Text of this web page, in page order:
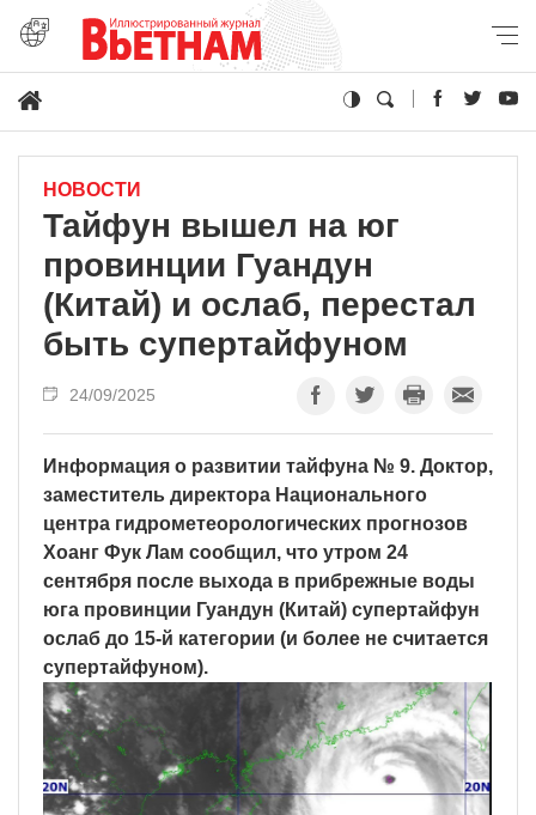
НОВОСТИ
Тайфун вышел на юг
провинции Гуандун
(Китай) и ослаб, перестал
быть супертайфуном
24/09/2025
Информация о развитии тайфуна № 9. Доктор,
заместитель директора Национального
центра гидрометеорологических прогнозов
Хоанг Фук Лам сообщил, что утром 24
сентября после выхода в прибрежные воды
юга провинции Гуандун (Китай) супертайфун
ослаб до 15-й категории (и более не считается
супертайфуном).